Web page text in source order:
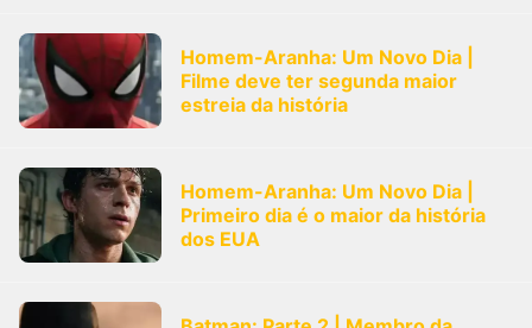
Homem-Aranha: Um Novo Dia |
Filme deve ter segunda maior
estreia da história
Homem-Aranha: Um Novo Dia |
Primeiro dia é o maior da história
dos EUA